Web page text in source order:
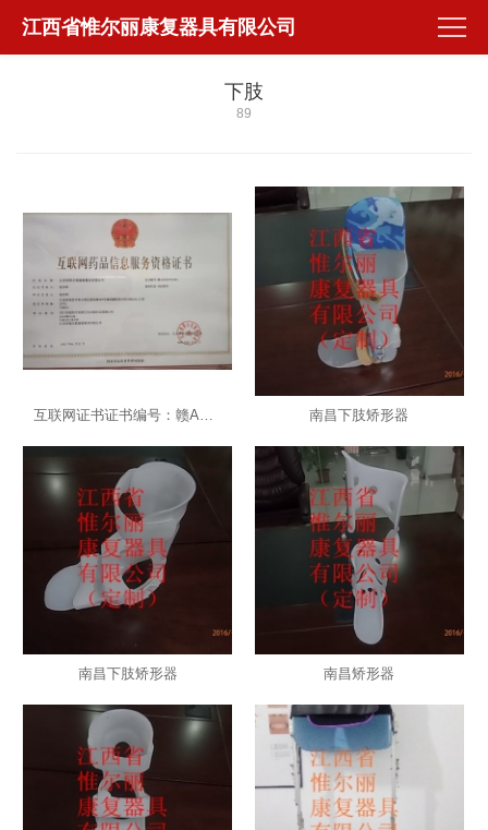
江西省惟尔丽康复器具有限公司
下肢
89
南昌下肢矫形器
南昌下肢矫形器 南昌矫形器